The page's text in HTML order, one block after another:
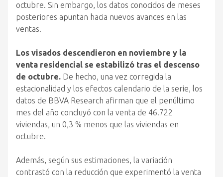
octubre. Sin embargo, los datos conocidos de meses
posteriores apuntan hacia nuevos avances en las
ventas.
Los visados descendieron en noviembre y la
venta residencial se estabilizó tras el descenso
de octubre. De hecho, una vez corregida la
estacionalidad y los efectos calendario de la serie, los
datos de BBVA Research afirman que el penúltimo
mes del año concluyó con la venta de 46.722
viviendas, un 0,3 % menos que las viviendas en
octubre.
Además, según sus estimaciones, la variación
contrastó con la reducción que experimentó la venta